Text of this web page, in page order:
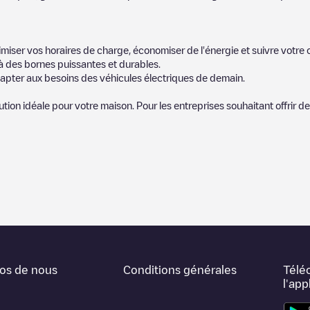
vos horaires de charge, économiser de l'énergie et suivre votre
bornes puissantes et durables.
aux besoins des véhicules électriques de demain.
idéale pour votre maison. Pour les entreprises souhaitant offrir
web pour trier les stations de recharge deMontclair
en fonction
souhaitez simplement connaître l'emplacement des bornes de
de nous Conditions générales